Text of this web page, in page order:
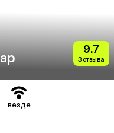
9.7
3 отзыва
везде